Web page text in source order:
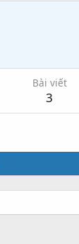
Bài viết
3